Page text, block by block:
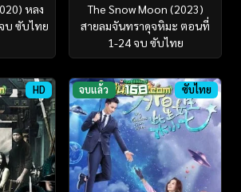
หลง
บ ซับไทย
The Snow Moon (2023)
สายลมจันทราดุจหิมะ ตอนที่
1-24 จบ ซับไทย
HD จบแล้ว ซับไทย